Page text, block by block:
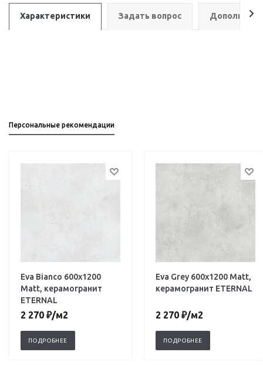
Характеристики Задать вопрос
Персональные рекомендации
Eva Bianco 600х1200
Matt, керамогранит
ETERNAL
2 270 ₽/м2
ПОДРОБНЕЕ
Eva Grey 600х1200 Matt,
керамогранит ETERNAL
2 270 ₽/м2
ПОДРОБНЕЕ